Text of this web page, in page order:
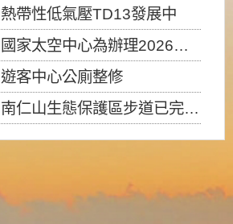
熱帶性低氣壓TD13發展中
國家太空中心為辦理2026台灣盃火箭競賽，陸、海、空域警戒及協調相關事宜，因颱風備案事宜
遊客中心公廁整修
南仁山生態保護區步道已完成修復，自115年7月13日（星期一）起恢復開放入園，歡迎民眾依規定申請入園....